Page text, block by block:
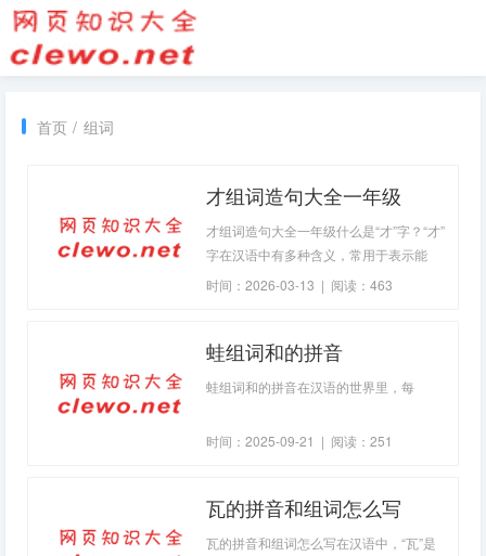
首页 / 组词
才组词造句大全一年级
才组词造句大全一年级什么是“才”字？“才”
字在汉语中有多种含义，常用于表示能
力、才华等。在一年级的学习中，掌握
习汉字的重要一步。“才”字的常见
时间：2026-03-13 | 阅读：463
蛙组词和的拼音
蛙组词和的拼音在汉语的世界里，每
时间：2025-09-21 | 阅读：251
瓦的拼音和组词怎么写
瓦的拼音和组词怎么写在汉语中，“瓦”是